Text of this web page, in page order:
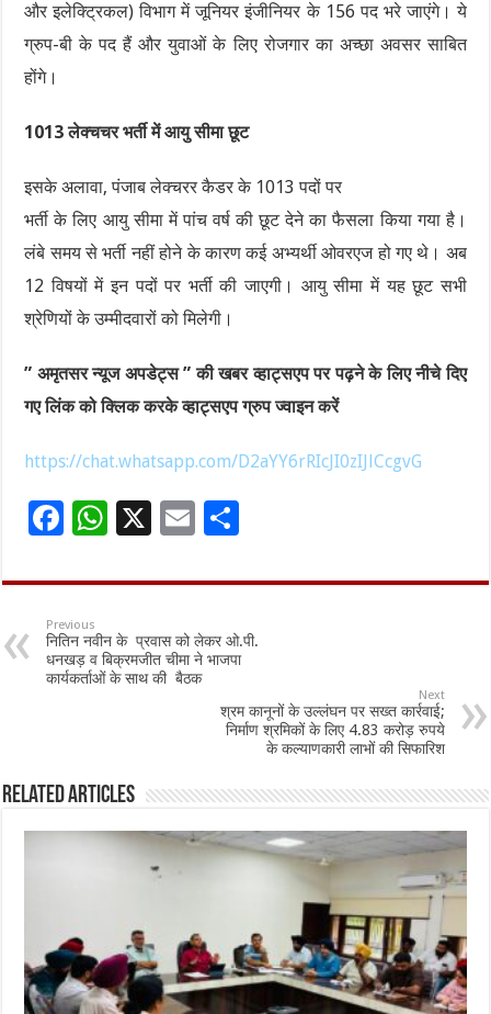
और इलेक्ट्रिकल) विभाग में जूनियर इंजीनियर के 156 पद भरे जाएंगे। ये
ग्रुप-बी के पद हैं और युवाओं के लिए रोजगार का अच्छा अवसर साबित
होंगे।
1013 लेक्चचर भर्ती में आयु सीमा छूट
इसके अलावा, पंजाब लेक्चरर कैडर के 1013 पदों पर
भर्ती के लिए आयु सीमा में पांच वर्ष की छूट देने का फैसला किया गया है।
लंबे समय से भर्ती नहीं होने के कारण कई अभ्यर्थी ओवरएज हो गए थे। अब
12 विषयों में इन पदों पर भर्ती की जाएगी। आयु सीमा में यह छूट सभी
श्रेणियों के उम्मीदवारों को मिलेगी।
” अमृतसर न्यूज अपडेट्स ” की खबर व्हाट्सएप पर पढ़ने के लिए नीचे दिए
गए लिंक को क्लिक करके व्हाट्सएप ग्रुप ज्वाइन करें
https://chat.whatsapp.com/D2aYY6rRIcJI0zIJlCcgvG
F
e
b
o
o
W
at
sA
p
p
X
E
ai
l
ar
e
Previous
नितिन नवीन के प्रवास को लेकर ओ.पी.
धनखड़ व बिक्रमजीत चीमा ने भाजपा
कार्यकर्ताओं के साथ की बैठक
Next
श्रम कानूनों के उल्लंघन पर सख्त कार्रवाई;
निर्माण श्रमिकों के लिए 4.83 करोड़ रुपये
के कल्याणकारी लाभों की सिफारिश
Related Articles